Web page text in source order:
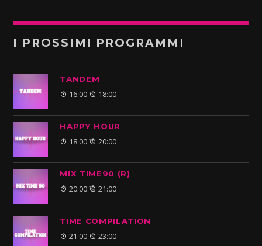
I PROSSIMI PROGRAMMI
TANDEM
16:00 18:00
HAPPY HOUR
18:00 20:00
MIX TIME90 (R)
20:00 21:00
TIME COMPILATION
21:00 23:00